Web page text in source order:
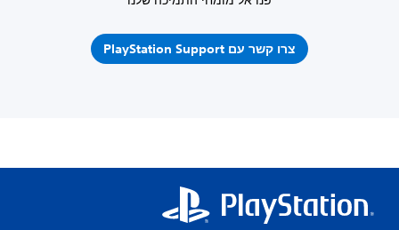
צרו קשר עם PlayStation Support